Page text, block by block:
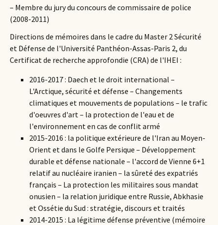
– Membre du jury du concours de commissaire de police
(2008-2011)
Directions de mémoires dans le cadre du Master 2 Sécurité
et Défense de l'Université Panthéon-Assas-Paris 2, du
Certificat de recherche approfondie (CRA) de l'IHEI :
2016-2017 : Daech et le droit international –
L'Arctique, sécurité et défense – Changements
climatiques et mouvements de populations – le trafic
d'oeuvres d'art – la protection de l'eau et de
l'environnement en cas de conflit armé
2015-2016 : la politique extérieure de l'Iran au Moyen-
Orient et dans le Golfe Persique – Développement
durable et défense nationale – l'accord de Vienne 6+1
relatif au nucléaire iranien – la sûreté des expatriés
français – La protection les militaires sous mandat
onusien – la relation juridique entre Russie, Abkhasie
et Ossétie du Sud : stratégie, discours et traités
2014-2015 : La légitime défense préventive (mémoire